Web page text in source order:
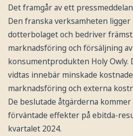
Det framgår av ett
Den franska verksamheten
dotterbolaget och bedriver
marknadsföring och försäljning av
konsumentprodukten Holy Owly.
vidtas innebär minskade
marknadsföring och externa
De beslutade åtgärderna
förväntade effekter på ebitda-
kvartalet 2024.